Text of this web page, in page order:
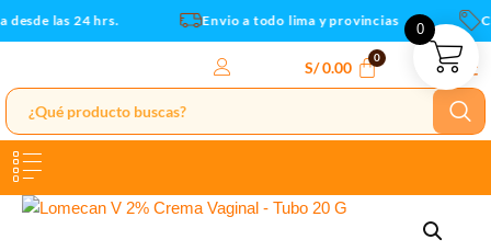
al
las 24 hrs. Envio a todo lima y provincias
S/0.00
0